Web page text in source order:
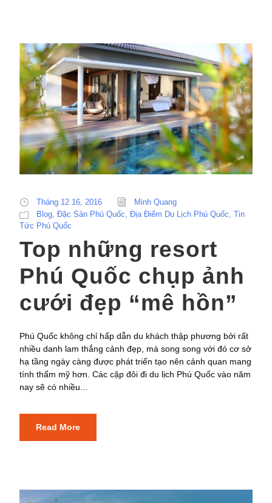
Tháng 12 16, 2016
Minh Quang
Blog Đặc Sản Phú Quốc Địa Điểm Du Lịch Phú Quốc Tin
Tức Phú Quốc
Top những resort
Phú Quốc chụp ảnh
cưới đẹp “mê hồn”
Phú Quốc không chỉ hấp dẫn du khách thập phương bởi rất
nhiều danh lam thắng cảnh đẹp, mà song song với đó cơ sở
hạ tầng ngày càng được phát triển tạo nên cảnh quan mang
tính thẩm mỹ hơn. Các cặp đôi đi du lịch Phú Quốc vào năm
nay sẽ có nhiều...
Read More